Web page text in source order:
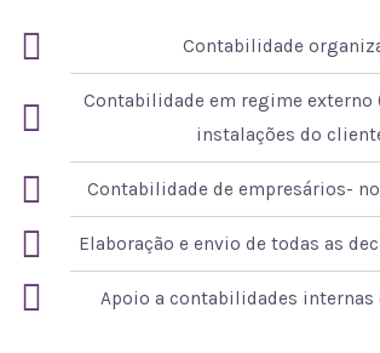
Contabilidade
Contabilidade em regime externo
instalações do
Contabilidade de empresários-
Elaboração e envio de todas as
Apoio a contabilidades internas